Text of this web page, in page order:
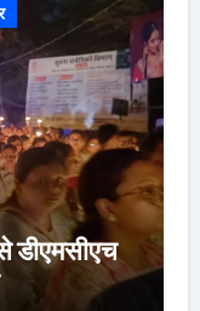
डीएमसीएच